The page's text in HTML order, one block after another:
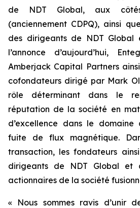
de NDT Global, aux
(anciennement CDPQ), ainsi
des dirigeants de NDT Global
l’annonce d’aujourd’hui,
Amberjack Capital Partners
cofondateurs dirigé par Mark
rôle déterminant dans le
réputation de la société en
d’excellence dans le domaine
fuite de flux magnétique.
transaction, les fondateurs
dirigeants de NDT Global et
actionnaires de la société
« Nous sommes ravis d’unir